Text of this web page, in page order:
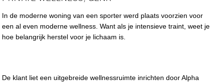
In de moderne woning van een sporter werd plaats voorzien voor
een al even moderne wellness. Want als je intensieve traint, weet je
hoe belangrijk herstel voor je lichaam is.
De klant liet een uitgebreide wellnessruimte inrichten door Alpha